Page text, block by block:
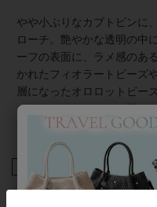
やや小ぶりなカブトピンに
ローチ。艶やかな透明の中
ーフの表面に、ラメ感のあ
かれたフィオラートビーズ
層になったオロロットビー
コートやジャケットの襟や
や服飾雑貨に付けてカジュ
5250012